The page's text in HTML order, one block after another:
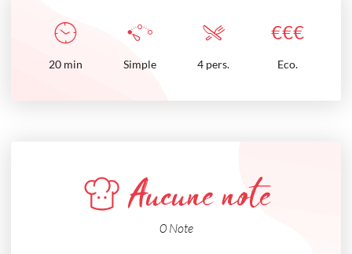
€€€
20 min Simple 4 pers. Eco.
Aucune note
0 Note